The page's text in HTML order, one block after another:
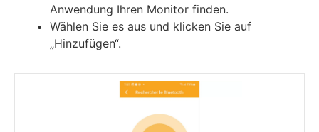
Anwendung Ihren Monitor finden.
Wählen Sie es aus und klicken Sie auf
„Hinzufügen“.